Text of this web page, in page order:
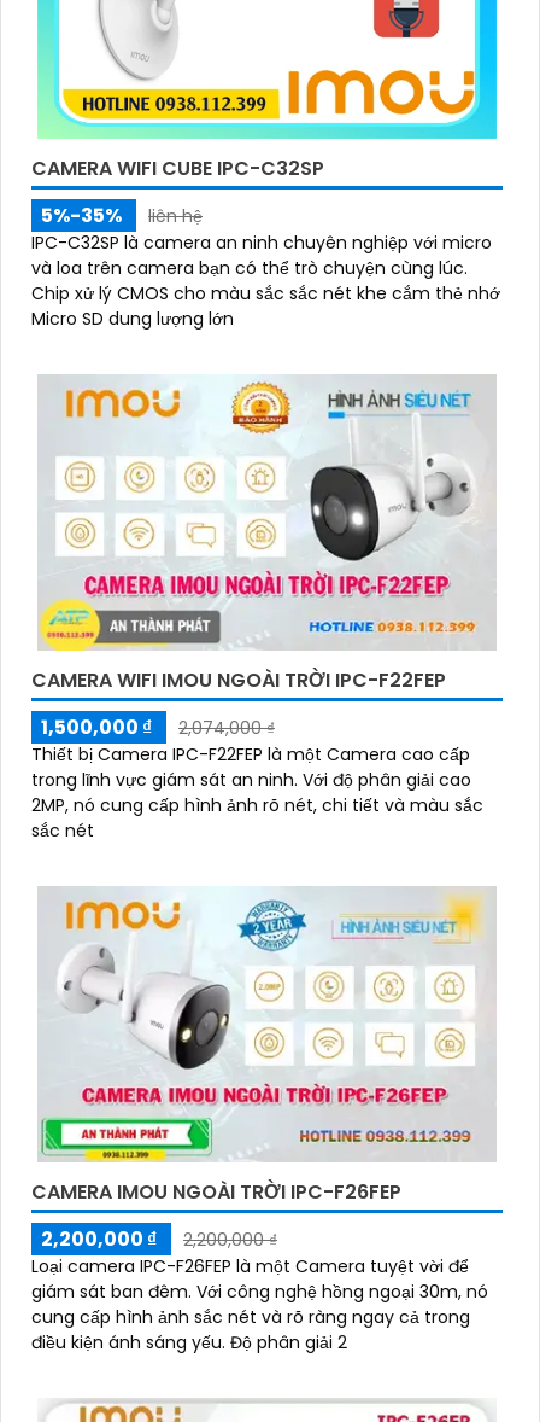
CAMERA WIFI CUBE IPC-C32SP
5%-35%
liên hệ
IPC-C32SP là camera an ninh chuyên nghiệp với micro
và loa trên camera bạn có thể trò chuyện cùng lúc.
Chip xử lý CMOS cho màu sắc sắc nét khe cắm thẻ nhớ
Micro SD dung lượng lớn
CAMERA WIFI IMOU NGOÀI TRỜI IPC-F22FEP
1,500,000 ₫
2,074,000 ₫
Thiết bị Camera IPC-F22FEP là một Camera cao cấp
trong lĩnh vực giám sát an ninh. Với độ phân giải cao
2MP, nó cung cấp hình ảnh rõ nét, chi tiết và màu sắc
sắc nét
CAMERA IMOU NGOÀI TRỜI IPC-F26FEP
2,200,000 ₫
2,200,000 ₫
Loại camera IPC-F26FEP là một Camera tuyệt vời để
giám sát ban đêm. Với công nghệ hồng ngoại 30m, nó
cung cấp hình ảnh sắc nét và rõ ràng ngay cả trong
điều kiện ánh sáng yếu. Độ phân giải 2